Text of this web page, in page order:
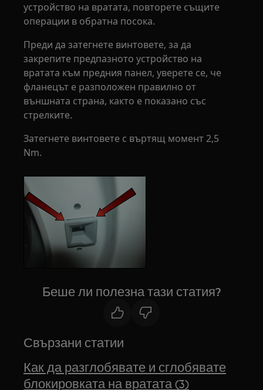
устройство на вратата, повторете същите
операции в обратна посока.
Преди да затегнете винтовете, за да
закрепите предпазното устройство на
вратата към предния панел, уверете се, че
фланецът е разположен правилно от
външната страна, както е показано със
стрелките.
Затегнете винтовете с въртящ момент 2,5
Nm.
Беше ли полезна тази статия?
Свързани статии
Как да разглобявате и сглобявате
блокировката на вратата (3)